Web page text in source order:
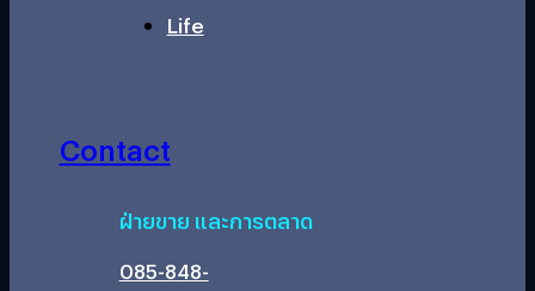
Life
Contact
ฝ่ายขาย และการตลาด
085-848-